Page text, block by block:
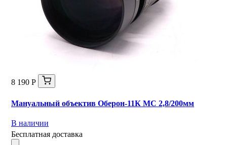
8 190 Р
Мануальный объектив Оберон-11К МС 2,8/200мм
В наличии
Бесплатная доставка